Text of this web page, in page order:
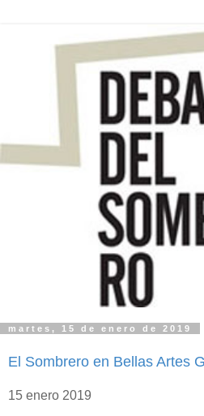
martes, 15 de enero de 2019
El Sombrero en Bellas Artes
15 enero 2019